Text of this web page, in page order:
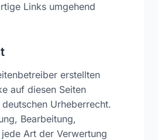
Links umgehend
erstellten
auf diesen Seiten
Urheberrecht.
Bearbeitung,
Art der Verwertung